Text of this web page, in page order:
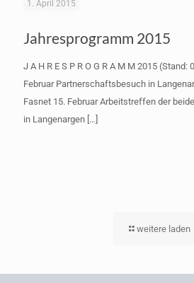
1. April 2015
Jahresprogramm 2015
J A H R E S P R O G R A M M 2015 (Stand:
Februar Partnerschaftsbesuch in
Fasnet 15. Februar Arbeitstreffen der
in Langenargen […]
weitere laden